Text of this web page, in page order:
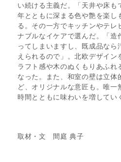
い続ける主義だ。「天井や床も
年とともに深まる色や艶を楽し
る。その一方でキッチンやテレ
ナブルなイケアで選んだ。「造
ってしまいますし、既成品なら
えられるので」。北欧デザイン
ラフト感や木のぬくもりあふれ
なった。また、和室の壁は立体
ど、オリジナルな意匠も。唯一
時間とともに味わいを増してい
取材・文 間庭 典子